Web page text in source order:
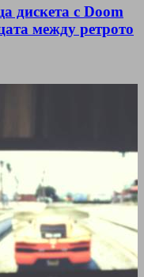
дискета с Doom
между ретрото